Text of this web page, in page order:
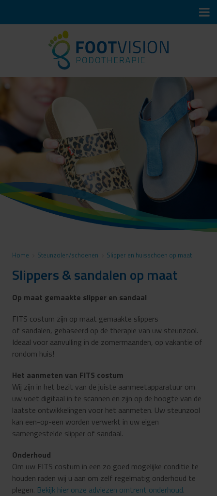
Home Steunzolen/schoenen Slipper en huisschoen op maat
Slippers & sandalen op maat
Op maat gemaakte slipper en sandaal
FITS costum zijn op maat gemaakte slippers
of sandalen, gebaseerd op de therapie van uw steunzool.
Ideaal voor aanvulling in de zomermaanden, op vakantie of
rondom huis!
Het aanmeten van FITS costum
Wij zijn in het bezit van de juiste aanmeetapparatuur om
uw voet digitaal in te scannen en zijn op de hoogte van de
laatste ontwikkelingen voor het aanmeten. Uw steunzool
kan een-op-een worden verwerkt in uw eigen
samengestelde slipper of sandaal.
Onderhoud
Om uw FITS costum in een zo goed mogelijke conditie te
houden raden wij u aan om zelf regelmatig onderhoud te
plegen. Bekijk hier onze adviezen omtrent onderhoud.